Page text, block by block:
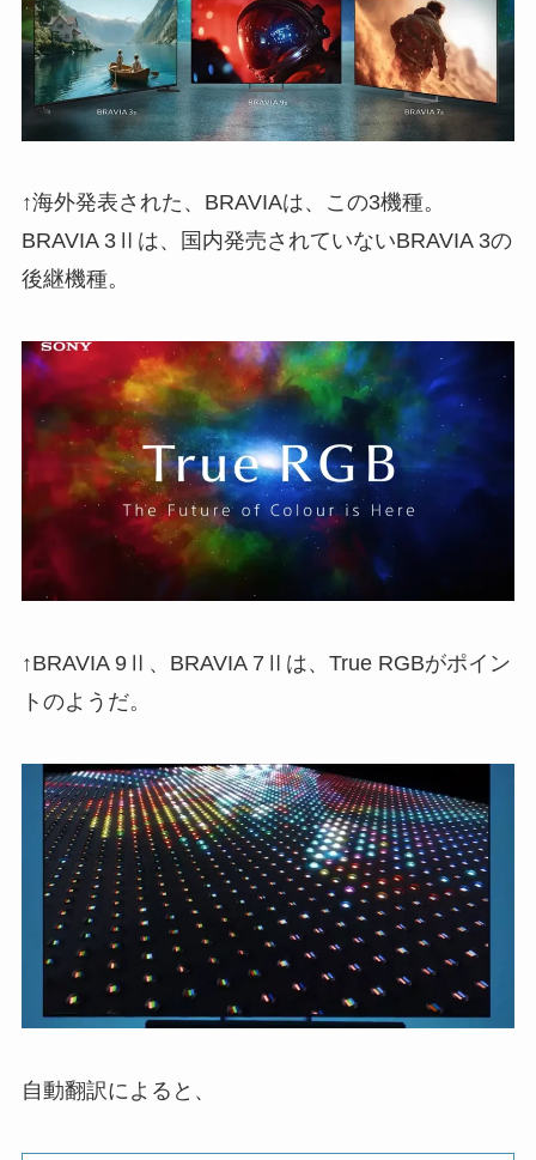
↑海外発表された、BRAVIAは、この3機種。
BRAVIA 3Ⅱは、国内発売されていないBRAVIA 3の
後継機種。
↑BRAVIA 9Ⅱ、BRAVIA 7Ⅱは、True RGBがポイン
トのようだ。
自動翻訳によると、